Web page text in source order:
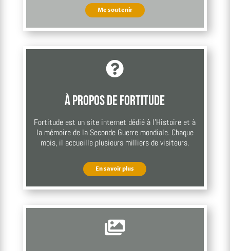
Me soutenir

À propos de Fortitude
Fortitude est un site internet dédié à l’Histoire et à
la mémoire de la Seconde Guerre mondiale. Chaque
mois, il accueille plusieurs milliers de visiteurs.
En savoir plus
